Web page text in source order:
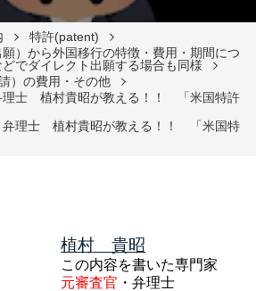
特許(patent)
）から外国移行の特徴・費用・期間につ
でダイレクト出願する場合も同様
）の費用・その他
理士 植村貴昭が教える！！ 「米国特許
理士 植村貴昭が教える！！ 「米国特
植村 貴昭
この内容を書いた専門家
元審査官 ・弁理士